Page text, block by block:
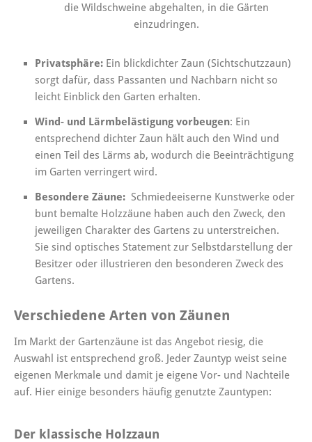
die Wildschweine abgehalten, in die Gärten
einzudringen.
Privatsphäre: Ein blickdichter Zaun (Sichtschutzzaun)
sorgt dafür, dass Passanten und Nachbarn nicht so
leicht Einblick den Garten erhalten.
Wind- und Lärmbelästigung vorbeugen: Ein
entsprechend dichter Zaun hält auch den Wind und
einen Teil des Lärms ab, wodurch die Beeinträchtigung
im Garten verringert wird.
Besondere Zäune: Schmiedeeiserne Kunstwerke oder
bunt bemalte Holzzäune haben auch den Zweck, den
jeweiligen Charakter des Gartens zu unterstreichen.
Sie sind optisches Statement zur Selbstdarstellung der
Besitzer oder illustrieren den besonderen Zweck des
Gartens.
Verschiedene Arten von Zäunen
Im Markt der Gartenzäune ist das Angebot riesig, die
Auswahl ist entsprechend groß. Jeder Zauntyp weist seine
eigenen Merkmale und damit je eigene Vor- und Nachteile
auf. Hier einige besonders häufig genutzte Zauntypen:
Der klassische Holzzaun